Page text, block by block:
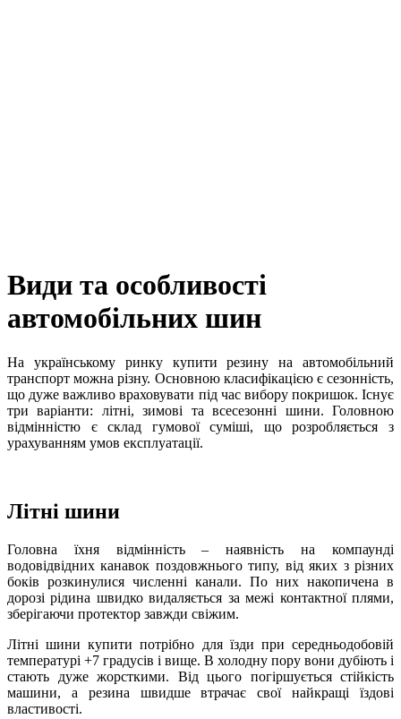
Види та особливості
автомобільних шин
На українському ринку купити резину на автомобільний
транспорт можна різну. Основною класифікацією є сезонність,
що дуже важливо враховувати під час вибору покришок. Існує
три варіанти: літні, зимові та всесезонні шини. Головною
відмінністю є склад гумової суміші, що розробляється з
урахуванням умов експлуатації.
Літні шини
Головна їхня відмінність – наявність на компаунді
водовідвідних канавок поздовжнього типу, від яких з різних
боків розкинулися численні канали. По них накопичена в
дорозі рідина швидко видаляється за межі контактної плями,
зберігаючи протектор завжди свіжим.
Літні шини купити потрібно для їзди при середньодобовій
температурі +7 градусів і вище. В холодну пору вони дубіють і
стають дуже жорсткими. Від цього погіршується стійкість
машини, а резина швидше втрачає свої найкращі їздові
властивості.